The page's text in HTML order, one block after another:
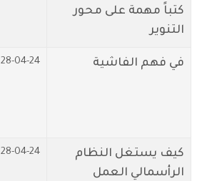
كتباً مهمة على محور
التنوير
في فهم الفاشية 28-04-24
كيف يستغل النظام
الرأسمالي العمل
28-04-24